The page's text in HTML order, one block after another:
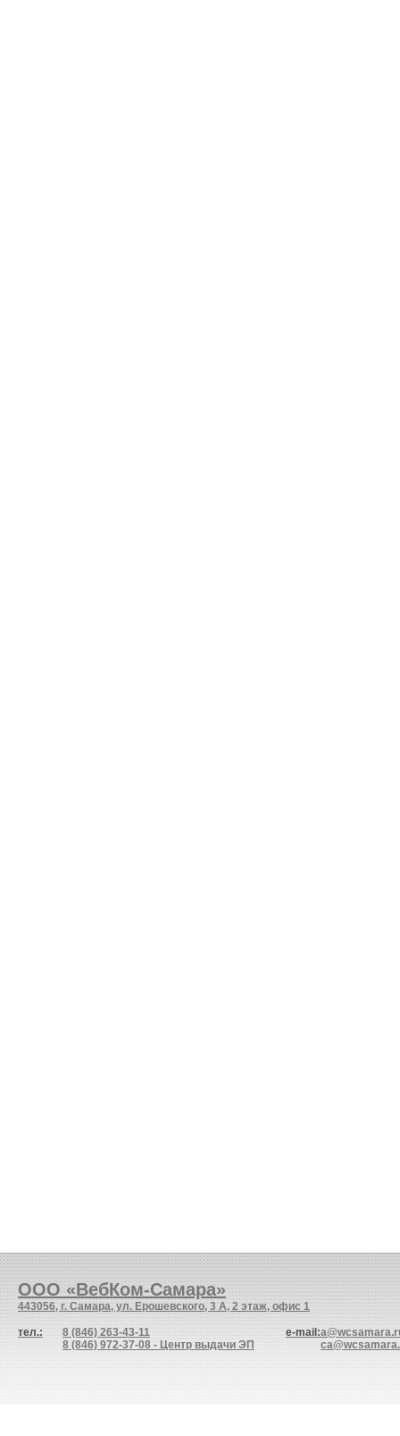
ООО «ВебКом-Самара»
443056, г. Самара, ул. Ерошевского, 3 А, 2 этаж, офис 1
тел.:
8 (846) 263-43-11
8 (846) 972-37-08 - Центр выдачи ЭП
e-mail: